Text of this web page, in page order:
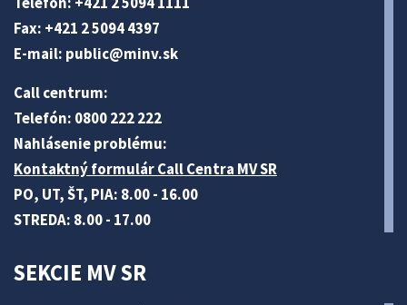
Fax: +421 2 5094 4397
E-mail: public@minv.sk
Call centrum:
Telefón: 0800 222 222
Nahlásenie problému:
Kontaktný formulár Call Centra MV SR
PO, UT, ŠT, PIA: 8.00 - 16.00
STREDA: 8.00 - 17.00
SEKCIE MV SR